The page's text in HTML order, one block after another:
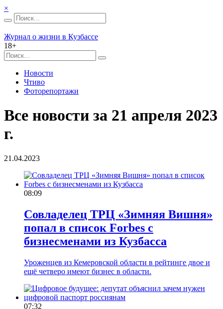
×
Журнал о жизни в Кузбассе
18+
Новости
Чтиво
Фоторепортажи
Все новости за 21 апреля 2023
г.
21.04.2023
08:09
Совладелец ТРЦ «Зимняя Вишня»
попал в список Forbes с
бизнесменами из Кузбасса
Уроженцев из Кемеровской области в рейтинге двое и
ещё четверо имеют бизнес в области.
07:32